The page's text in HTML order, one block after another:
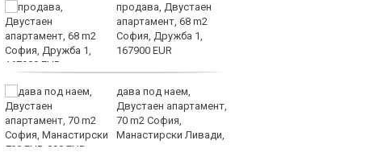
продава, Двустаен
апартамент, 68 m2
София, Дружба 1,
167900 EUR
дава под наем,
Двустаен апартамент,
70 m2 София,
Манастирски Ливади,
800 EUR